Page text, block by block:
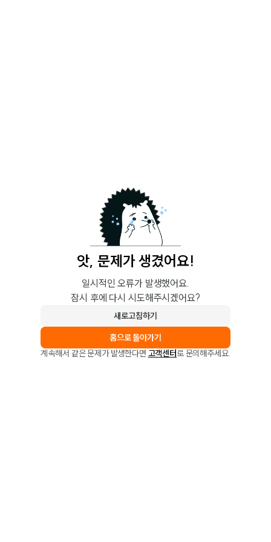
앗, 문제가 생겼어요!
일시적인 오류가 발생했어요.
잠시 후에 다시 시도해주시겠어요?
새로고침하기
홈으로 돌아가기
계속해서 같은 문제가 발생한다면 고객센터로 문의해주세요.